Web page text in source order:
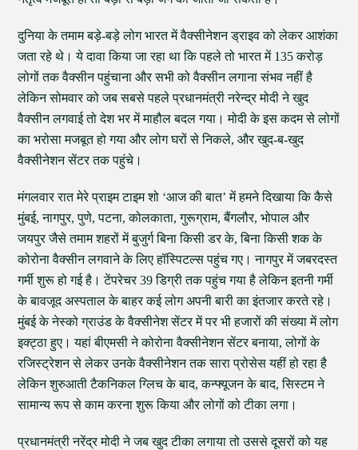
दुनिया के तमाम बड़े-बड़े लोग भारत में वैक्सीनेशन ड्राइव को लेकर आशंका
जता रहे थे। ये दावा किया जा रहा था कि पहले तो भारत में 135 करोड़
लोगों तक वैक्सीन पहुंचाना और सभी को वैक्सीन लगाना संभव नहीं है
लेकिन सोमवार को जब सबसे पहले प्रधानमंत्री नरेन्द्र मोदी ने खुद
वैक्सीन लगवाई तो देश भर में माहौल बदल गया। मोदी के इस कदम से लोगों
का भरोसा मजबूत हो गया और लोग घरों से निकले, और खुद-ब-खुद
वैक्सीनेशन सेंटर तक पहुंचे।
मंगलवार रात मेरे प्राइम टाइम शो ‘आज की बात’ में हमने दिखाया कि कैसे
मुंबई, नागपुर, पुणे, पटना, कोलकाता, गुरूग्राम, बैंगलौर, भोपाल और
जयपुर जैसे तमाम शहरों में बुजुर्ग बिना किसी डर के, बिना किसी शक के
कोरोना वैक्सीन लगवाने के लिए हॉस्पिटल्स पहुंच गए। नागपुर में जबरदस्त
गर्मी शुरू हो गई है। टेंपरेचर 39 डिग्री तक पहुंच गया है लेकिन इतनी गर्मी
के बावजूद अस्पताल के बाहर कई लोग अपनी बारी का इंतजार करते रहे।
मुंबई के नेस्को ग्राउंड के वैक्सीनेश सेंटर में पर भी हजारों की संख्या में लोग
इक्ट्ठा हुए। यहां बीएमसी ने कोरोना वैक्सीनेशन सेंटर बनाया, लोगों के
रजिस्ट्रेशन से लेकर उनके वैक्सीनेशन तक सारा प्रोसेस यहीं हो रहा है
लेकिन शुरुआती टैकनिकल ग्लिच के बाद, कन्फ्यूजन के बाद, सिस्टम ने
सामान्य रूप से काम करना शुरू किया और लोगों को टीका लगा।
प्रधानमंत्री नरेंद्र मोदी ने जब खुद टीका लगाया तो उससे दूसरों को यह